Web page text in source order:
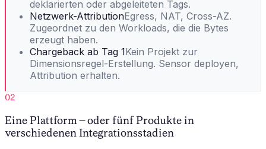
deklarierten oder abgeleiteten Tags.
Netzwerk-AttributionEgress, NAT, Cross-AZ.
Zugeordnet zu den Workloads, die die Bytes
erzeugt haben.
Chargeback ab Tag 1Kein Projekt zur
Dimensionsregel-Erstellung. Sensor deployen,
Attribution erhalten.
02
Eine Plattform – oder fünf Produkte in
verschiedenen Integrationsstadien